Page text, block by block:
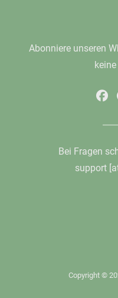
Abonniere unseren
Bei Fragen
support
Copyright ©